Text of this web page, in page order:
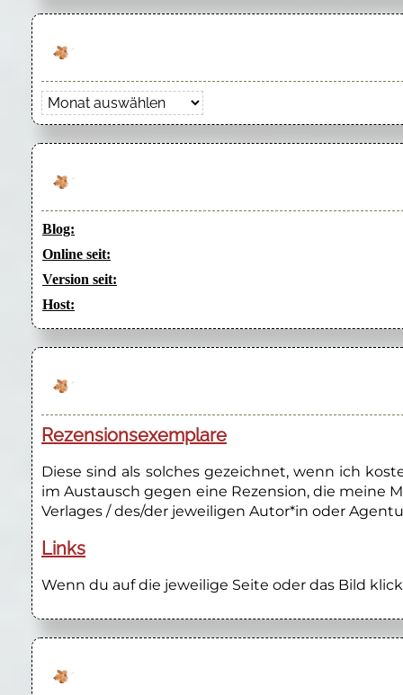
Archiv
Blog:
Online seit:
Version seit:
Host:
Rezensionsexemplare
Diese sind als solches gezeichnet, wenn ich
im Austausch gegen eine Rezension, die meine
Verlages / des/der jeweiligen Autor*in oder
Links
Wenn du auf die jeweilige Seite oder das Bild